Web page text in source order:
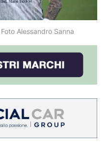
Alessandro Sanna